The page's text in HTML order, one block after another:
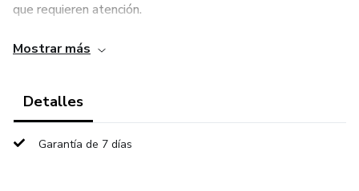
que requieren atención.
Técnicas de Alivio Inmediato: Domina la respiración
Cognitivo-Conductual para desafiar pensamientos
Mostrar más
Detalles
Garantía de 7 días